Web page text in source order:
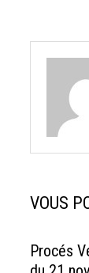
VOUS
Procés